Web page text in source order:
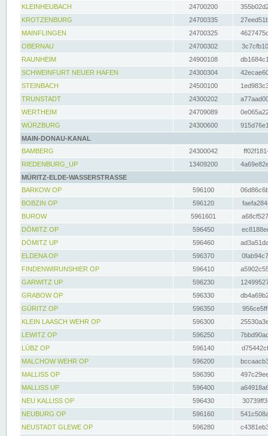
KLEINHEUBACH 24700200
KROTZENBURG
24700335
MAINFLINGEN
24700325
OBERNAU
24700302
RAUNHEIM
24900108
SCHWEINFURT NEUER HAFEN
24300304
STEINBACH
24500100
TRUNSTADT
24300202
WERTHEIM
24709089
WÜRZBURG
24300600
MAIN-DONAU-KANAL
BAMBERG
24300042
RIEDENBURG_UP
13409200
MÜRITZ-ELDE-WASSERSTRASSE
BARKOW OP
596100
BOBZIN OP
596120
BUROW
5961601
DÖMITZ OP
596450
DÖMITZ UP
596460
ELDENA OP
596370
FINDENWIRUNSHIER OP
596410
GARWITZ UP
596230
GRABOW OP
596330
GÜRITZ OP
596350
KLEIN LAASCH WEHR OP
596300
LEWITZ OP
596250
LÜBZ OP
596140
MALCHOW WEHR OP
596200
MALLISS OP
596390
MALLISS UP
596400
NEU KALLISS OP
596430
NEUBURG OP
596160
NEUSTADT GLEWE OP
596280